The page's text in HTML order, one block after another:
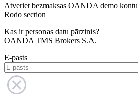
Atveriet bezmaksas OANDA demo kontu
Rodo section
Kas ir personas datu pārzinis?
OANDA TMS Brokers S.A.
E-pasts